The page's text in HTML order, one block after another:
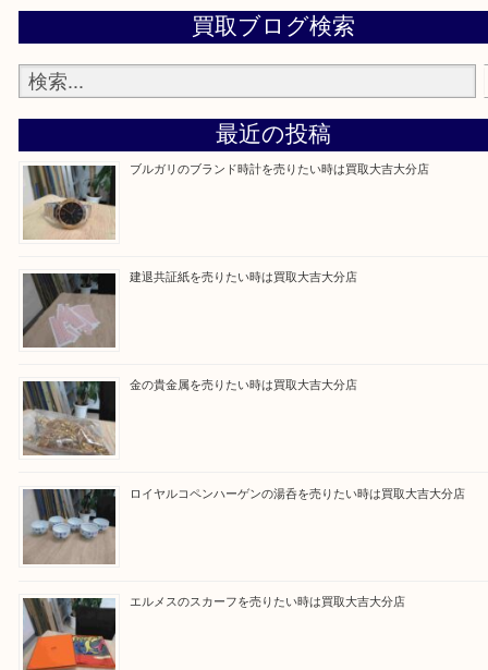
買取専門大吉の大分店に来てよかった！そう思っていただけるよう
いたします。
Facebook
Twitter
Line
ブルガリのブランド時計を売りたい時は買取大吉大分店
建退共証紙を売りたい時は買取大吉大分店